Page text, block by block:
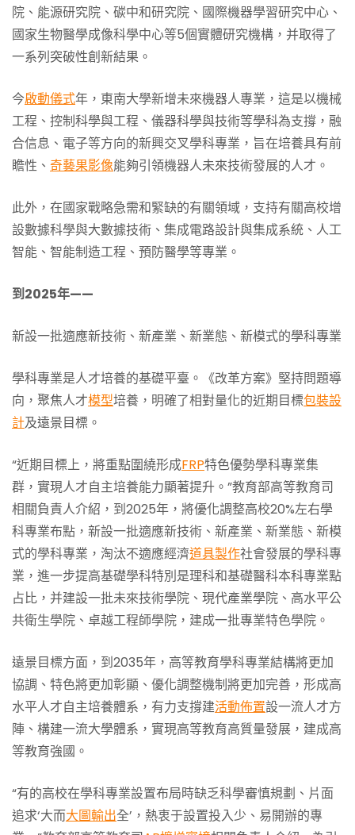
院、能源研究院、碳中和研究院、國際機器學習研究中心、
國家生物醫學成像科學中心等5個實體研究機構，并取得了
一系列突破性創新結果。
今啟動儀式年，東南大學新增未來機器人專業，這是以機械
工程、控制科學與工程、儀器科學與技術等學科為支撐，融
合信息、電子等方向的新興交叉學科專業，旨在培養具有前
瞻性、 奇藝果影像能夠引領機器人未來技術發展的人才。
此外，在國家戰略急需和緊缺的有關領域，支持有關高校增
設數據科學與大數據技術、集成電路設計與集成系統、人工
智能、智能制造工程、預防醫學等專業。
到2025年——
新設一批適應新技術、新產業、新業態、新模式的學科專業
學科專業是人才培養的基礎平臺。《改革方案》堅持問題導
向，聚焦人才模型培養，明確了相對量化的近期目標包裝設
計及遠景目標。
“近期目標上，將重點圍繞形成FRP特色優勢學科專業集
群，實現人才自主培養能力顯著提升。”教育部高等教育司
相關負責人介紹，到2025年，將優化調整高校20%左右學
科專業布點，新設一批適應新技術、新產業、新業態、新模
式的學科專業，淘汰不適應經濟道具製作社會發展的學科專
業，進一步提高基礎學科特別是理科和基礎醫科本科專業點
占比，并建設一批未來技術學院、現代產業學院、高水平公
共衛生學院、卓越工程師學院，建成一批專業特色學院。
遠景目標方面，到2035年，高等教育學科專業結構將更加
協調、特色將更加彰顯、優化調整機制將更加完善，形成高
水平人才自主培養體系，有力支撐建活動佈置設一流人才方
陣、構建一流大學體系，實現高等教育高質量發展，建成高
等教育強國。
“有的高校在學科專業設置布局時缺乏科學審慎規劃、片面
追求‘大而大圖輸出全’，熱衷于設置投入少、易開辦的專